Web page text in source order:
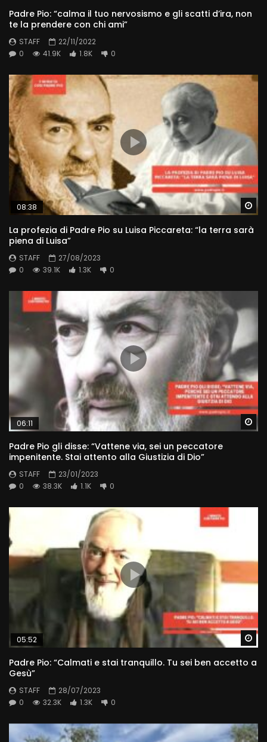
Padre Pio: “calma il tuo nervosismo e gli scatti d’ira, non
te la prendere con chi ami”
STAFF
22/11/2022
0
41.9K 1.8K 0
08:38
La profezia di Padre Pio su Luisa Piccareta: “la terra sarà
piena di Luisa”
STAFF
27/08/2023
0
39.1K 1.3K 0
06:11
Padre Pio gli disse: “Vattene via, sei un peccatore
impenitente. Stai attento alla Giustizia di Dio”
STAFF
23/01/2023
0
38.3K 1.1K 0
05:52
Padre Pio: “Calmati e stai tranquillo. Tu sei ben accetto a
Gesù”
STAFF
28/07/2023
0
32.3K 1.3K 0